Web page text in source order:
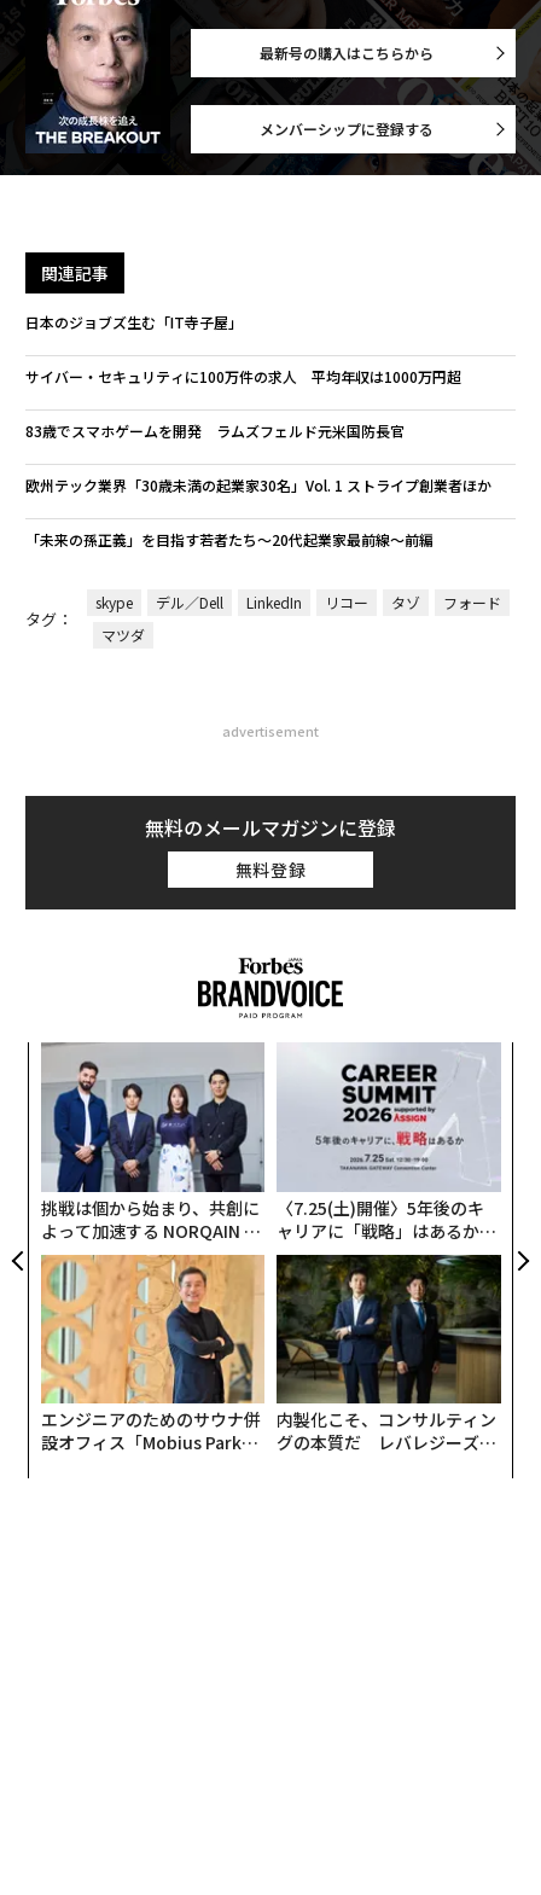
最新号の購入はこちらから
メンバーシップに登録する
関連記事
日本のジョブズ生む「IT寺子屋」
サイバー・セキュリティに100万件の求人 平均年収は1000万円超
83歳でスマホゲームを開発 ラムズフェルド元米国防長官
欧州テック業界「30歳未満の起業家30名」Vol. 1 ストライプ創業者ほか
「未来の孫正義」を目指す若者たち〜20代起業家最前線〜前編
タグ：
skype デル／Dell LinkedIn リコー タゾ
フォード
マツダ
advertisement
無料のメールマガジンに登録
無料登録
挑戦は個から始まり、共創に
よって加速する NORQAIN JA
PAN 特別座談会
〈7.25(土)開催〉5年後のキ
ャリアに「戦略」はあるか。
トップエグゼクティブのキャ
リアに触れる1日│CAREER S
UMMIT 2026
エンジニアのためのサウナ併
設オフィス「Mobius Park」
内製化こそ、コンサルティン
グの本質だ レバレジーズが